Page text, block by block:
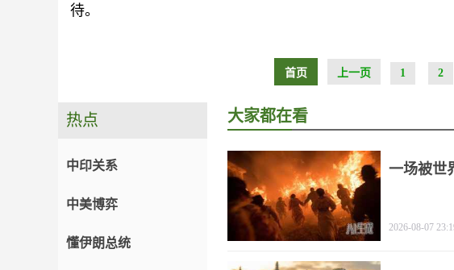
待。
首页 上一页 1 2
热点
中印关系
中美博弈
懂伊朗总统
大家都在看
一场被世
2026-08-07